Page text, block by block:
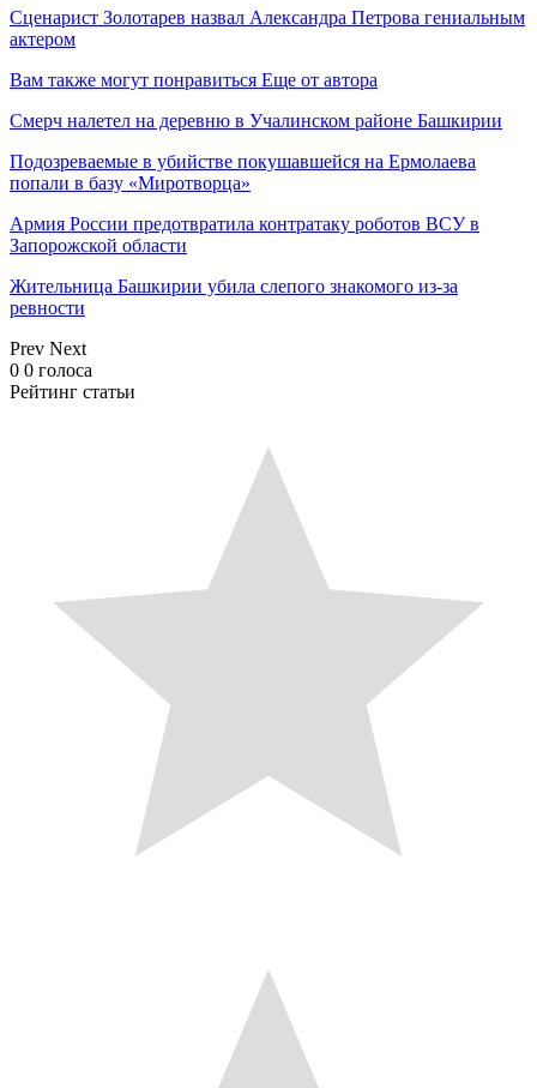
Сценарист Золотарев назвал Александра Петрова гениальным
актером
Вам также могут понравиться Еще от автора
Смерч налетел на деревню в Учалинском районе Башкирии
Подозреваемые в убийстве покушавшейся на Ермолаева
попали в базу «Миротворца»
Армия России предотвратила контратаку роботов ВСУ в
Запорожской области
Жительница Башкирии убила слепого знакомого из-за
ревности
Prev Next
0 0 голоса
Рейтинг статьи